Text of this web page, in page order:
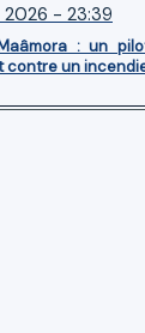
2026 - 23:39
: un
contre un